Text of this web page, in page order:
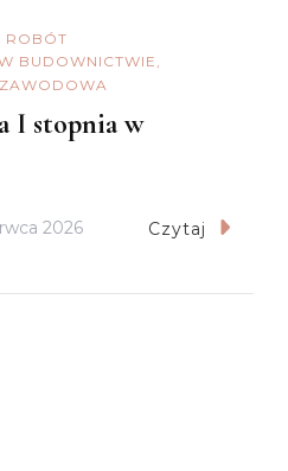
ROBÓT
BUDOWNICTWIE
I stopnia w
2026 Czytaj